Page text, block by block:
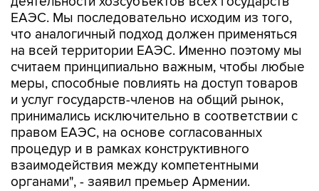
ЕАЭС. Мы последовательно исходим из того,
что аналогичный подход должен применяться
на всей территории ЕАЭС. Именно поэтому мы
считаем принципиально важным, чтобы любые
меры, способные повлиять на доступ товаров
и услуг государств-членов на общий рынок,
принимались исключительно в соответствии с
правом ЕАЭС, на основе согласованных
процедур и в рамках конструктивного
взаимодействия между компетентными
органами", - заявил премьер Армении.